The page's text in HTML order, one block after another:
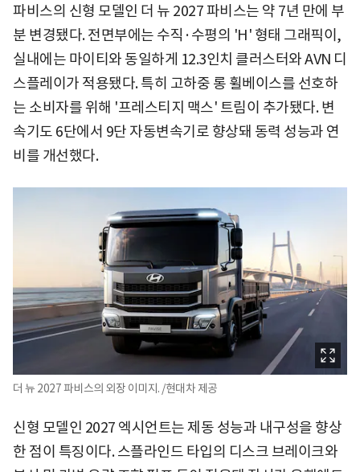
파비스의 신형 모델인 더 뉴 2027 파비스는 약 7년 만에 부
분 변경됐다. 전면부에는 수직·수평의 'H' 형태 그래픽이,
실내에는 마이티와 동일하게 12.3인치 클러스터와 AVN 디
스플레이가 적용됐다. 특히 고하중 롱 휠베이스를 선호하
는 소비자를 위해 '프레스티지 맥스' 트림이 추가됐다. 변
속기도 6단에서 9단 자동변속기로 향상돼 동력 성능과 연
비를 개선했다.
더 뉴 2027 파비스의 외장 이미지. /현대차 제공
신형 모델인 2027 엑시언트는 제동 성능과 내구성을 향상
한 점이 특징이다. 스플라인드 타입의 디스크 브레이크와